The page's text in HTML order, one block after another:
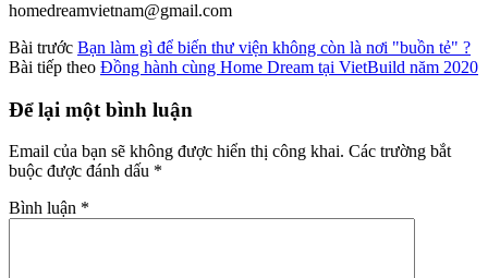
homedreamvietnam@gmail.com
Bài trước Bạn làm gì để biến thư viện không còn là nơi "buồn tẻ" ?
Bài tiếp theo Đồng hành cùng Home Dream tại VietBuild năm 2020
Để lại một bình luận
Email của bạn sẽ không được hiển thị công khai. Các trường bắt
buộc được đánh dấu *
Bình luận *